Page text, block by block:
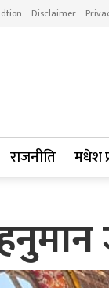
Disclaimer
राजनीति मधेश